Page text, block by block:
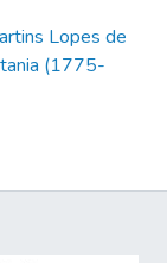
Lopes de
(1775-